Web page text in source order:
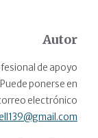
Autor
de apoyo
ponerse en
electrónico